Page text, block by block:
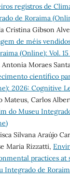
registros de
de Roraima
Cristina Gibson
de méis
(Online): Vol.
Moraes
científico
2026: Cognitive
Mateus, Carlos
do Museu
Silvana Araújo
Maria Rizzatti,
practices at
Integrado de